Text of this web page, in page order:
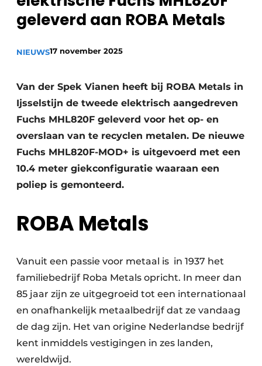
recyclingstroom in België
Vacature aanmelden
Safety First
Recyclinginstallaties
Detectieapparatuur
Persen
Stofbeheersing
Shredders
Zeven & Brekers
Bedrijfsafval
Bouw & Sloopafval
geleverd aan ROBA Metals
NIEUWS17 november 2025
Van der Spek Vianen heeft bij ROBA Metals in
Ijsselstijn de tweede elektrisch aangedreven
Fuchs MHL820F geleverd voor het op- en
overslaan van te recyclen metalen. De nieuwe
Fuchs MHL820F-MOD+ is uitgevoerd met een
10.4 meter giekconfiguratie waaraan een
poliep is gemonteerd.
ROBA Metals
Vanuit een passie voor metaal is in 1937 het
familiebedrijf Roba Metals opricht. In meer dan
85 jaar zijn ze uitgegroeid tot een internationaal
en onafhankelijk metaalbedrijf dat ze vandaag
de dag zijn. Het van origine Nederlandse bedrijf
kent inmiddels vestigingen in zes landen,
wereldwijd.